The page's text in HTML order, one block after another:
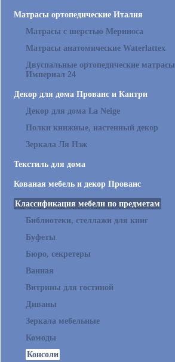
Матрасы ортопедические Италия
Матрасы с шерстью Мериноса
Матрасы анатомические Waterlattex
Двуспальные ортопедические матрасы
Империал 24
Декор для дома Прованс и Кантри
Декор для дома La Neige
Полки книжные, настенный декор
Зеркала Ля Нэж
Текстиль для дома
Кованая мебель и декор Прованс
Классификация мебели по предметам
Библиотеки, стеллажи для книг
Буфеты
Бюро, секретеры
Ванная
Витрины для гостиной
Диваны
Зеркала мебельные
Комоды
Консоли